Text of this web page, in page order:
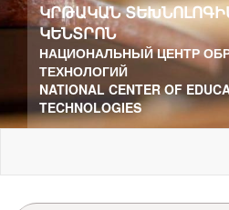
ԿՐԹԱԿԱՆ
ԿԵՆՏՐՈՆ
НАЦИОНАЛЬНЫЙ ЦЕНТР
ТЕХНОЛОГИЙ
NATIONAL CENTER OF
TECHNOLOGIES